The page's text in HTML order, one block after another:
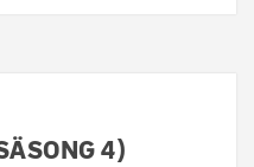
4)